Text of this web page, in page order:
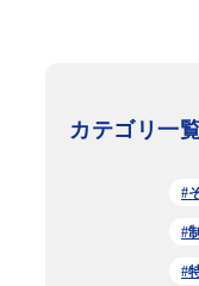
カテゴリ一
#
#
#